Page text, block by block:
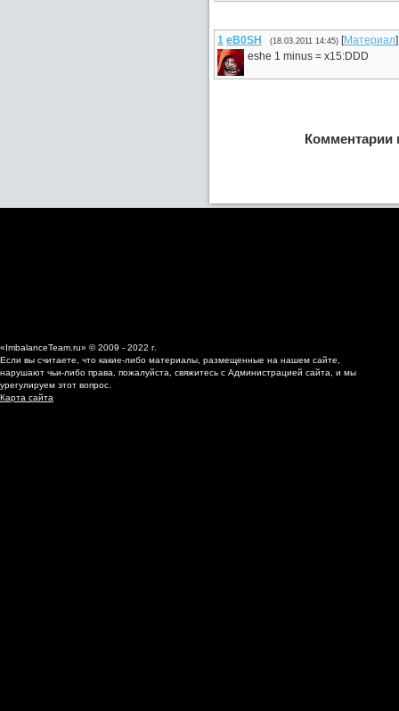
1 eB0SH (18.03.2011 14:45) [Материал]
eshe 1 minus = x15:DDD
Комментарии
«ImbalanceTeam.ru» © 2009 - 2022 г.
Если вы считаете, что какие-либо материалы, размещенные на нашем сайте,
нарушают чьи-либо права, пожалуйста, свяжитесь с Администрацией сайта, и мы
урегулируем этот вопрос.
Карта сайта